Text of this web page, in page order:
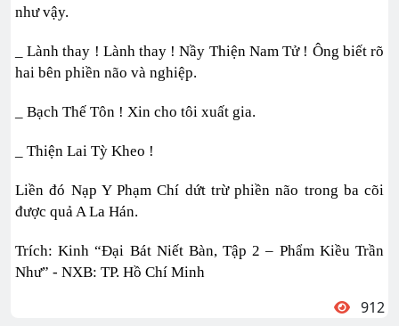
như vậy.
_ Lành thay ! Lành thay ! Nầy Thiện Nam Tử ! Ông biết rõ
hai bên phiền não và nghiệp.
_ Bạch Thế Tôn ! Xin cho tôi xuất gia.
_ Thiện Lai Tỳ Kheo !
Liền đó Nạp Y Phạm Chí dứt trừ phiền não trong ba cõi
được quả A La Hán.
Trích: Kinh “Đại Bát Niết Bàn, Tập 2 – Phẩm Kiều Trần
Như” - NXB: TP. Hồ Chí Minh
912